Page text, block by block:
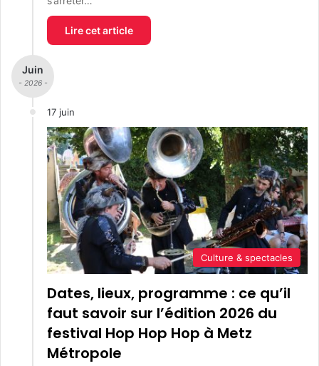
Lire cet article
Juin
- 2026 -
17 juin
Culture & spectacles
Dates, lieux, programme : ce qu’il
faut savoir sur l’édition 2026 du
festival Hop Hop Hop à Metz
Métropole